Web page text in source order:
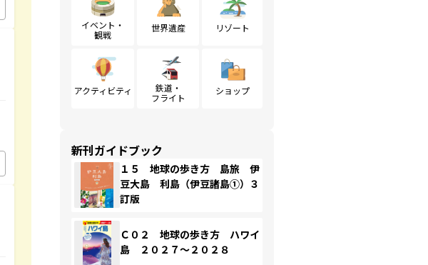
イベント・
観戦
世界遺産 リゾート
アクティビティ
鉄道・
フライト
ショップ
新刊ガイドブック
１５ 地球の歩き方 島旅 伊
豆大島 利島（伊豆諸島①）３
訂版
Ｃ０２ 地球の歩き方 ハワイ
島 ２０２７～２０２８